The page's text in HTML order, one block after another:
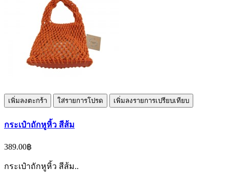
เพิ่มลงตะกร้า ใส่รายการโปรด เพิ่มลงรายการเปรียบเทียบ
กระเป๋าถักหูหิ้ว สีส้ม
389.00฿
กระเป๋าถักหูหิ้ว สีส้ม..